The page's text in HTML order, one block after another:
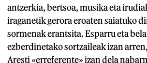
antzerkia, bertsoa, musika eta
iraganetik gerora eroaten saiatuko
sormenak erantsita. Esparru eta
ezberdinetako sortzaileak izan
Aresti «erreferente» izan dela